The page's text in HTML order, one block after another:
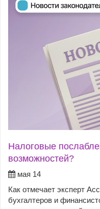
Налоговые
возможностей?
мая 14
Как отмечает эксперт
бухгалтеров и